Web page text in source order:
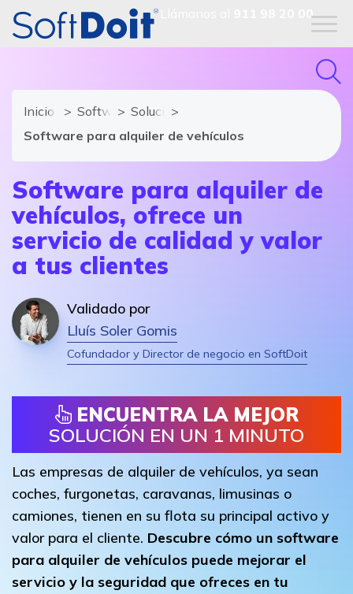
911 98 20 00
Inicio Software de Transporte
Soluciones y módulos de Software de
Software para alquiler de vehículos
Software para alquiler de
vehículos, ofrece un
servicio de calidad y valor
a tus clientes
Validado por
Lluís Soler Gomis
Cofundador y Director de negocio en SoftDoit
ENCUENTRA LA MEJOR
SOLUCIÓN EN UN 1 MINUTO
Las empresas de alquiler de vehículos, ya sean
coches, furgonetas, caravanas, limusinas o
camiones, tienen en su flota su principal activo y
valor para el cliente. Descubre cómo un software
para alquiler de vehículos puede mejorar el
servicio y la seguridad que ofreces en tu